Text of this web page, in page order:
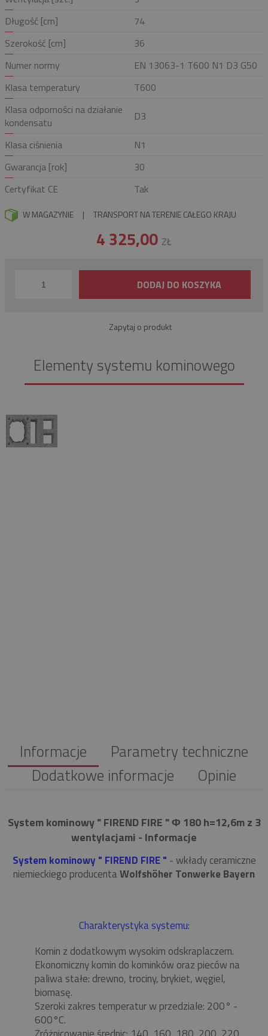
Długość [cm]
74
Szerokość [cm]
36
Numer normy
EN 13063-1 T600 N1 D3 G50
Klasa temperatury
T600
Klasa odporności na działanie
kondensatu
D3
Klasa ciśnienia
N1
Gwarancja [rok]
30
Certyfikat CE
Tak
W MAGAZYNIE | TRANSPORT NA TERENIE CAŁEGO KRAJU
4 325,00 ZŁ
DODAJ DO KOSZYKA
Zapytaj o produkt
Elementy systemu kominowego
Informacje
Parametry techniczne
Dodatkowe informacje
Opinie
System kominowy " FIREND FIRE " Φ 180 h=12,6m z 3
wentylacjami - Informacje
System kominowy " FIREND FIRE " - wkłady ceramiczne
niemieckiego producentaWolfshöher Tonwerke Bayern
Charakterystyka systemu:
Komin z dodatkowym wysokim odskraplaczem.
Ekonomiczny komin do kominków oraz pieców na
paliwa stałe: drewno, trociny, brykiet, węgiel,
biomasę.
Szeroki zakres temperatur w przedziale: 200° -
600°C.